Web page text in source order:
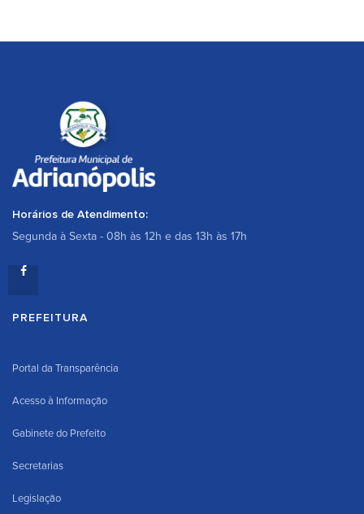
Horários de Atendimento:
Segunda à Sexta - 08h às 12h e das 13h às 17h
PREFEITURA
Portal da Transparência
Acesso à Informação
Gabinete do Prefeito
Secretarias
Legislação